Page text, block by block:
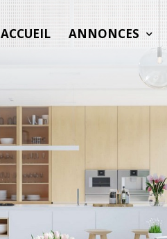
ACCUEIL ANNONCES